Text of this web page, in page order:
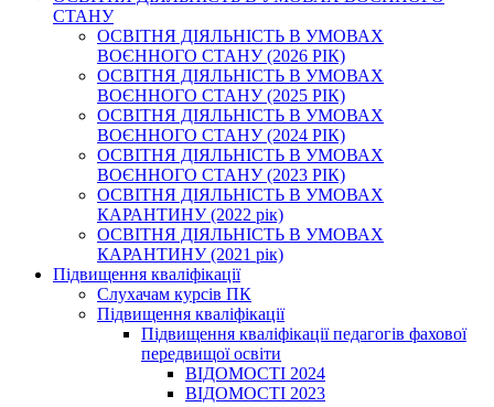
СТАНУ
ОСВІТНЯ ДІЯЛЬНІСТЬ В УМОВАХ
ВОЄННОГО СТАНУ (2026 РІК)
ОСВІТНЯ ДІЯЛЬНІСТЬ В УМОВАХ
ВОЄННОГО СТАНУ (2025 РІК)
ОСВІТНЯ ДІЯЛЬНІСТЬ В УМОВАХ
ВОЄННОГО СТАНУ (2024 РІК)
ОСВІТНЯ ДІЯЛЬНІСТЬ В УМОВАХ
ВОЄННОГО СТАНУ (2023 РІК)
ОСВІТНЯ ДІЯЛЬНІСТЬ В УМОВАХ
КАРАНТИНУ (2022 рік)
ОСВІТНЯ ДІЯЛЬНІСТЬ В УМОВАХ
КАРАНТИНУ (2021 рік)
Підвищення кваліфікації
Слухачам курсів ПК
Підвищення кваліфікації
Підвищення кваліфікації педагогів фахової
передвищої освіти
ВІДОМОСТІ 2024
ВІДОМОСТІ 2023